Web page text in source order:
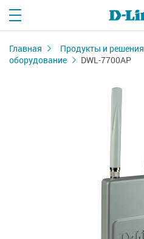
Главная Продукты и решения
оборудование
DWL-7700AP